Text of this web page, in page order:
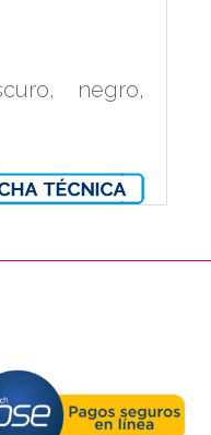
negro,